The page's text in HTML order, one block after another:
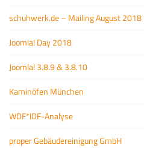
schuhwerk.de – Mailing August 2018
Joomla! Day 2018
Joomla! 3.8.9 & 3.8.10
Kaminöfen München
WDF*IDF-Analyse
proper Gebäudereinigung GmbH